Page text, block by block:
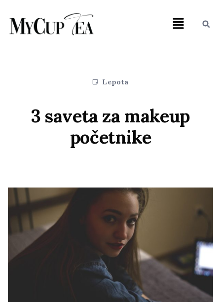
Lepota
3 saveta za makeup
početnike